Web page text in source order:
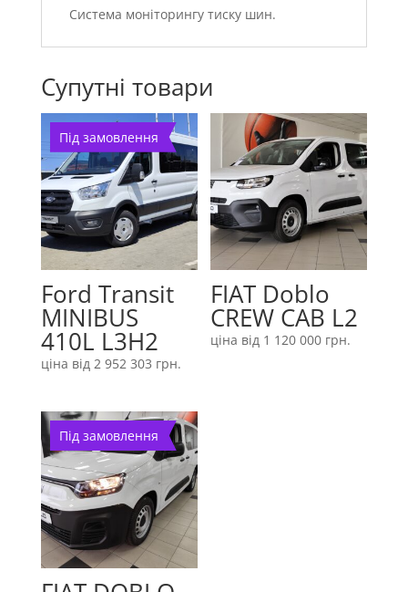
Система моніторингу тиску шин.
Супутні товари
Під замовлення
Ford Transit
MINIBUS
410L L3H2
ціна від 2 952 303 грн.
FIAT Doblo
CREW CAB L2
ціна від 1 120 000 грн.
Під замовлення